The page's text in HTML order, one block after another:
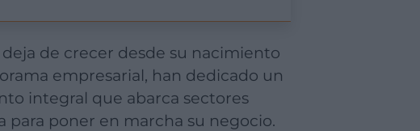
empresarial, han dedicado un
integral que abarca sectores
para poner en marcha su negocio.